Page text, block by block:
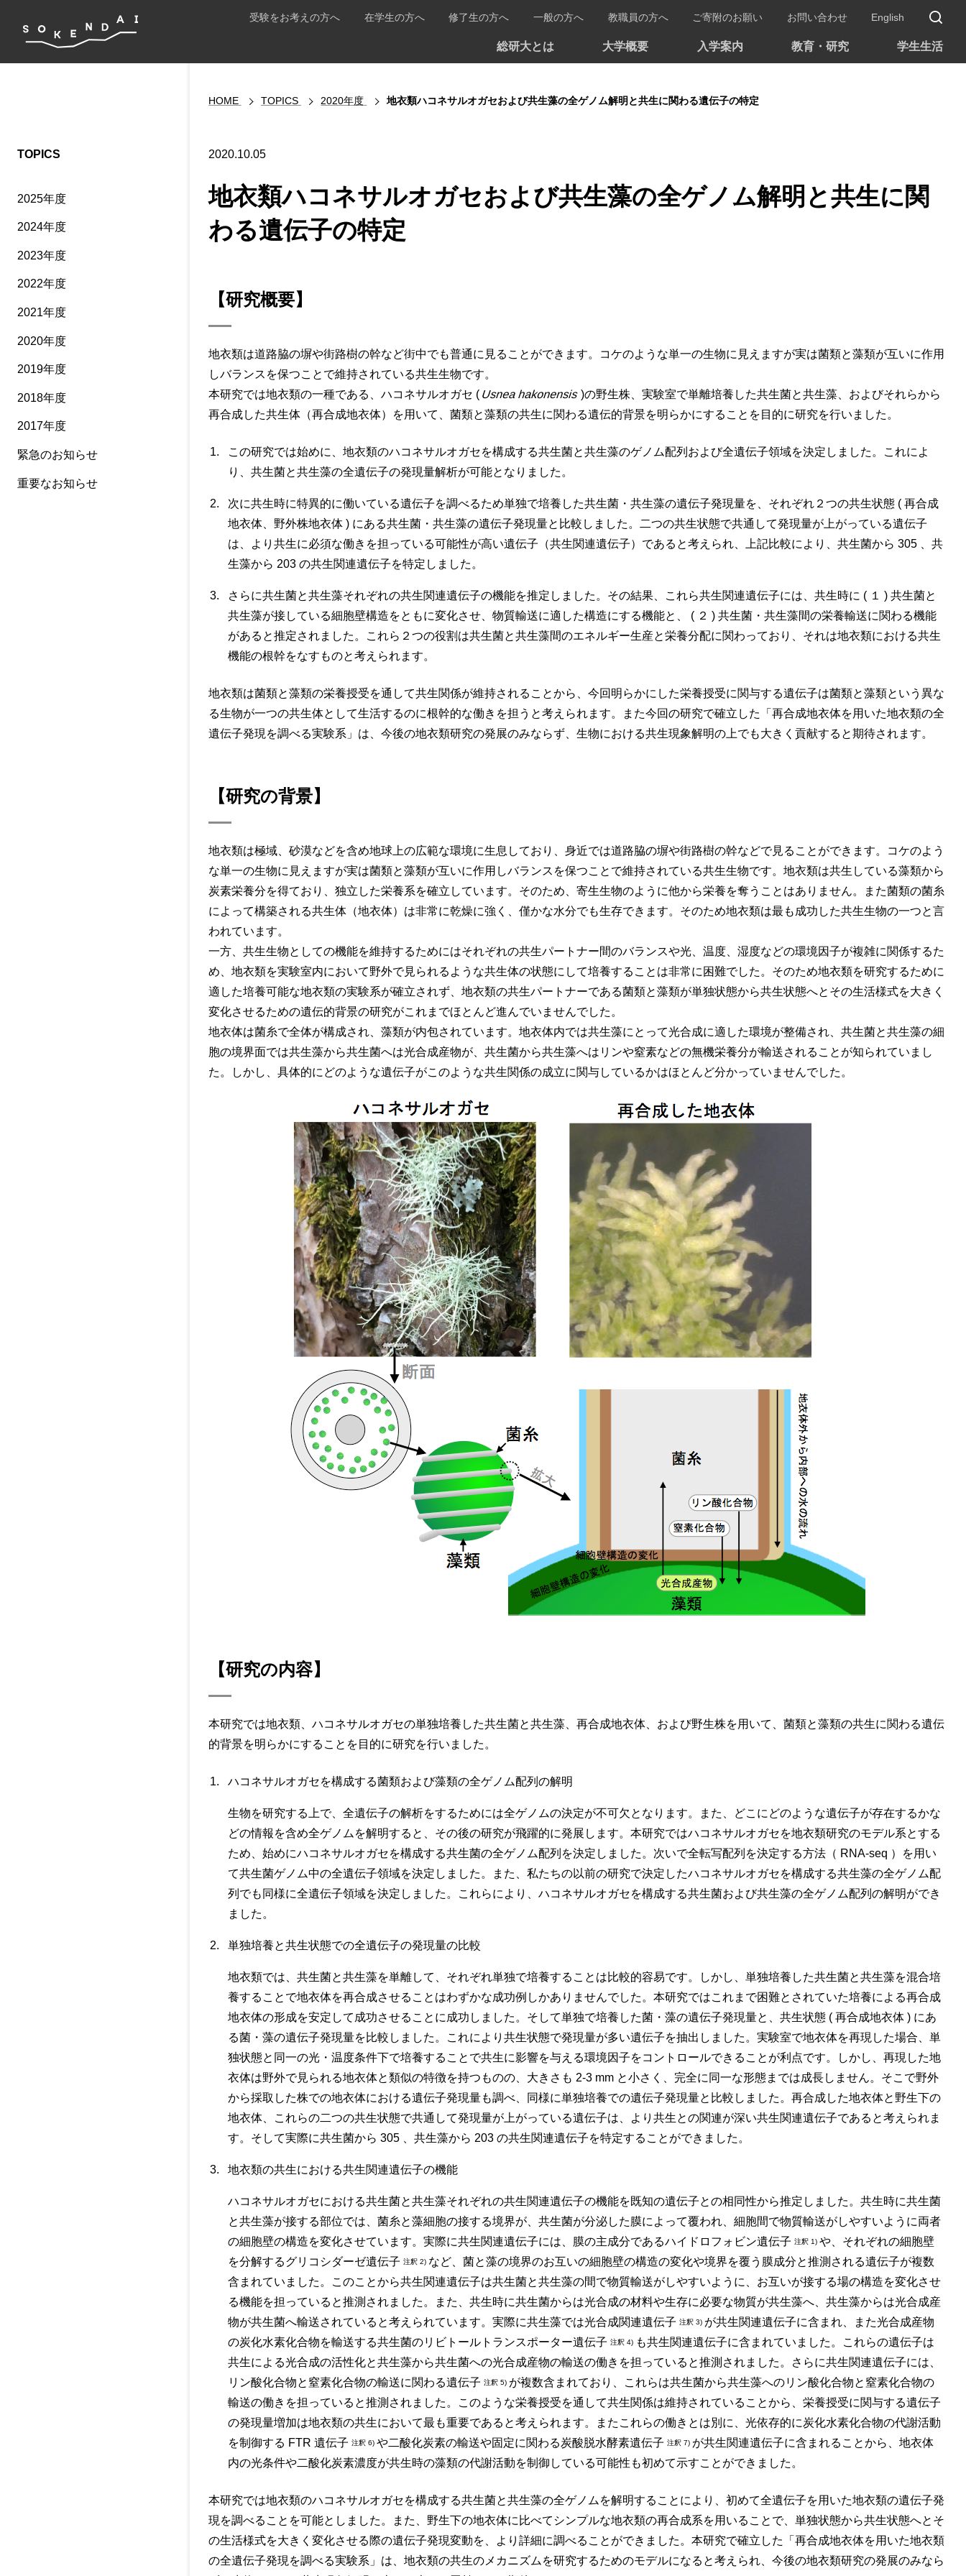
総研大とは 大学概要 入学案内 教育・研究 学生生活
受験をお考えの方へ 在学生の方へ 修了生の方へ 一般の方へ 教職員の方へ ご寄附のお願い お問い合わせ English
HOME TOPICS 2020年度 地衣類ハコネサルオガセおよび共生藻の全ゲノム解明と共生に関わる遺伝子の特定
2020.10.05
地衣類ハコネサルオガセおよび共生藻の全ゲノム解明と共生に関
わる遺伝子の特定
【研究概要】
地衣類は道路脇の塀や街路樹の幹など街中でも普通に見ることができます。コケのような単一の生物に見えますが実は菌類と藻類が互いに作用
しバランスを保つことで維持されている共生生物です。
本研究では地衣類の一種である、ハコネサルオガセ ( Usnea hakonensis)の野生株、実験室で単離培養した共生菌と共生藻、およびそれらから
再合成した共生体（再合成地衣体）を用いて、菌類と藻類の共生に関わる遺伝的背景を明らかにすることを目的に研究を行いました。
この研究では始めに、地衣類のハコネサルオガセを構成する共生菌と共生藻のゲノム配列および全遺伝子領域を決定しました。これによ
り、共生菌と共生藻の全遺伝子の発現量解析が可能となりました。
次に共生時に特異的に働いている遺伝子を調べるため単独で培養した共生菌・共生藻の遺伝子発現量を、それぞれ２つの共生状態 ( 再合成
地衣体、野外株地衣体 ) にある共生菌・共生藻の遺伝子発現量と比較しました。二つの共生状態で共通して発現量が上がっている遺伝子
は、より共生に必須な働きを担っている可能性が高い遺伝子（共生関連遺伝子）であると考えられ、上記比較により、共生菌から 305 、共
生藻から 203 の共生関連遺伝子を特定しました。
さらに共生菌と共生藻それぞれの共生関連遺伝子の機能を推定しました。その結果、これら共生関連遺伝子には、共生時に ( １ ) 共生菌と
共生藻が接している細胞壁構造をともに変化させ、物質輸送に適した構造にする機能と、 ( ２ ) 共生菌・共生藻間の栄養輸送に関わる機能
があると推定されました。これら２つの役割は共生菌と共生藻間のエネルギー生産と栄養分配に関わっており、それは地衣類における共生
機能の根幹をなすものと考えられます。
地衣類は菌類と藻類の栄養授受を通して共生関係が維持されることから、今回明らかにした栄養授受に関与する遺伝子は菌類と藻類という異な
る生物が一つの共生体として生活するのに根幹的な働きを担うと考えられます。また今回の研究で確立した「再合成地衣体を用いた地衣類の全
遺伝子発現を調べる実験系」は、今後の地衣類研究の発展のみならず、生物における共生現象解明の上でも大きく貢献すると期待されます。
【研究の背景】
地衣類は極域、砂漠などを含め地球上の広範な環境に生息しており、身近では道路脇の塀や街路樹の幹などで見ることができます。コケのよう
な単一の生物に見えますが実は菌類と藻類が互いに作用しバランスを保つことで維持されている共生生物です。地衣類は共生している藻類から
炭素栄養分を得ており、独立した栄養系を確立しています。そのため、寄生生物のように他から栄養を奪うことはありません。また菌類の菌糸
によって構築される共生体（地衣体）は非常に乾燥に強く、僅かな水分でも生存できます。そのため地衣類は最も成功した共生生物の一つと言
われています。
一方、共生生物としての機能を維持するためにはそれぞれの共生パートナー間のバランスや光、温度、湿度などの環境因子が複雑に関係するた
め、地衣類を実験室内において野外で見られるような共生体の状態にして培養することは非常に困難でした。そのため地衣類を研究するために
適した培養可能な地衣類の実験系が確立されず、地衣類の共生パートナーである菌類と藻類が単独状態から共生状態へとその生活様式を大きく
変化させるための遺伝的背景の研究がこれまでほとんど進んでいませんでした。
地衣体は菌糸で全体が構成され、藻類が内包されています。地衣体内では共生藻にとって光合成に適した環境が整備され、共生菌と共生藻の細
胞の境界面では共生藻から共生菌へは光合成産物が、共生菌から共生藻へはリンや窒素などの無機栄養分が輸送されることが知られていまし
た。しかし、具体的にどのような遺伝子がこのような共生関係の成立に関与しているかはほとんど分かっていませんでした。
【研究の内容】
本研究では地衣類、ハコネサルオガセの単独培養した共生菌と共生藻、再合成地衣体、および野生株を用いて、菌類と藻類の共生に関わる遺伝
的背景を明らかにすることを目的に研究を行いました。
ハコネサルオガセを構成する菌類および藻類の全ゲノム配列の解明
生物を研究する上で、全遺伝子の解析をするためには全ゲノムの決定が不可欠となります。また、どこにどのような遺伝子が存在するかな
どの情報を含め全ゲノムを解明すると、その後の研究が飛躍的に発展します。本研究ではハコネサルオガセを地衣類研究のモデル系とする
ため、始めにハコネサルオガセを構成する共生菌の全ゲノム配列を決定しました。次いで全転写配列を決定する方法（ RNA-seq ）を用い
て共生菌ゲノム中の全遺伝子領域を決定しました。また、私たちの以前の研究で決定したハコネサルオガセを構成する共生藻の全ゲノム配
列でも同様に全遺伝子領域を決定しました。これらにより、ハコネサルオガセを構成する共生菌および共生藻の全ゲノム配列の解明ができ
ました。
単独培養と共生状態での全遺伝子の発現量の比較
地衣類では、共生菌と共生藻を単離して、それぞれ単独で培養することは比較的容易です。しかし、単独培養した共生菌と共生藻を混合培
養することで地衣体を再合成させることはわずかな成功例しかありませんでした。本研究ではこれまで困難とされていた培養による再合成
地衣体の形成を安定して成功させることに成功しました。そして単独で培養した菌・藻の遺伝子発現量と、共生状態 ( 再合成地衣体 ) にあ
る菌・藻の遺伝子発現量を比較しました。これにより共生状態で発現量が多い遺伝子を抽出しました。実験室で地衣体を再現した場合、単
独状態と同一の光・温度条件下で培養することで共生に影響を与える環境因子をコントロールできることが利点です。しかし、再現した地
衣体は野外で見られる地衣体と類似の特徴を持つものの、大きさも 2-3 mm と小さく、完全に同一な形態までは成長しません。そこで野外
から採取した株での地衣体における遺伝子発現量も調べ、同様に単独培養での遺伝子発現量と比較しました。再合成した地衣体と野生下の
地衣体、これらの二つの共生状態で共通して発現量が上がっている遺伝子は、より共生との関連が深い共生関連遺伝子であると考えられま
す。そして実際に共生菌から 305 、共生藻から 203 の共生関連遺伝子を特定することができました。
地衣類の共生における共生関連遺伝子の機能
ハコネサルオガセにおける共生菌と共生藻それぞれの共生関連遺伝子の機能を既知の遺伝子との相同性から推定しました。共生時に共生菌
と共生藻が接する部位では、菌糸と藻細胞の接する境界が、共生菌が分泌した膜によって覆われ、細胞間で物質輸送がしやすいように両者
の細胞壁の構造を変化させています。実際に共生関連遺伝子には、膜の主成分であるハイドロフォビン遺伝子 注釈 1) や、それぞれの細胞壁
を分解するグリコシダーゼ遺伝子 注釈 2) など、菌と藻の境界のお互いの細胞壁の構造の変化や境界を覆う膜成分と推測される遺伝子が複数
含まれていました。このことから共生関連遺伝子は共生菌と共生藻の間で物質輸送がしやすいように、お互いが接する場の構造を変化させ
る機能を担っていると推測されました。また、共生時に共生菌からは光合成の材料や生存に必要な物質が共生藻へ、共生藻からは光合成産
物が共生菌へ輸送されていると考えられています。実際に共生藻では光合成関連遺伝子 注釈 3) が共生関連遺伝子に含まれ、また光合成産物
の炭化水素化合物を輸送する共生菌のリビトールトランスポーター遺伝子 注釈 4) も共生関連遺伝子に含まれていました。これらの遺伝子は
共生による光合成の活性化と共生藻から共生菌への光合成産物の輸送の働きを担っていると推測されました。さらに共生関連遺伝子には、
リン酸化合物と窒素化合物の輸送に関わる遺伝子 注釈 5) が複数含まれており、これらは共生菌から共生藻へのリン酸化合物と窒素化合物の
輸送の働きを担っていると推測されました。このような栄養授受を通して共生関係は維持されていることから、栄養授受に関与する遺伝子
の発現量増加は地衣類の共生において最も重要であると考えられます。またこれらの働きとは別に、光依存的に炭化水素化合物の代謝活動
を制御する FTR 遺伝子 注釈 6) や二酸化炭素の輸送や固定に関わる炭酸脱水酵素遺伝子 注釈 7) が共生関連遺伝子に含まれることから、地衣体
内の光条件や二酸化炭素濃度が共生時の藻類の代謝活動を制御している可能性も初めて示すことができました。
本研究では地衣類のハコネサルオガセを構成する共生菌と共生藻の全ゲノムを解明することにより、初めて全遺伝子を用いた地衣類の遺伝子発
現を調べることを可能としました。また、野生下の地衣体に比べてシンプルな地衣類の再合成系を用いることで、単独状態から共生状態へとそ
の生活様式を大きく変化させる際の遺伝子発現変動を、より詳細に調べることができました。本研究で確立した「再合成地衣体を用いた地衣類
の全遺伝子発現を調べる実験系」は、地衣類の共生のメカニズムを研究するためのモデルになると考えられ、今後の地衣類研究の発展のみなら
TOPICS
2025年度
2024年度
2023年度
2022年度
2021年度
2020年度
2019年度
2018年度
2017年度
緊急のお知らせ
重要なお知らせ